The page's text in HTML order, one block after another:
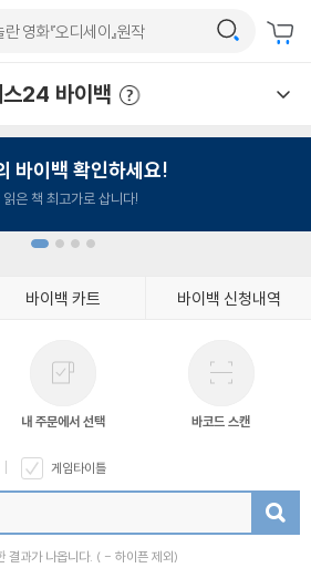
24 바이백
바이백 확인하세요!
읽은 책 최고가로 삽니다!
바이백 카트 바이백 신청내역
내 주문에서 선택 바코드 스캔
게임타이틀
결과가 나옵니다. ( - 하이픈 제외)